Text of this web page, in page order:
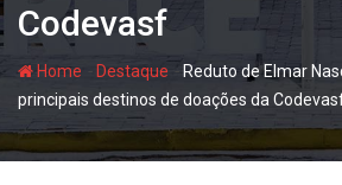
Codevasf
Home Destaque - Reduto de Elmar
principais destinos de doações da